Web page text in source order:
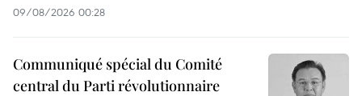
09/08/2026 00:28
Communiqué spécial du Comité
central du Parti révolutionnaire